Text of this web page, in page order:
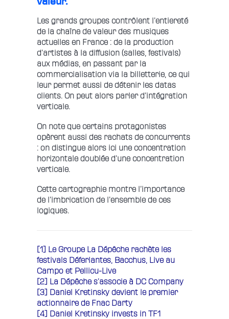
Les grands groupes contrôlent l’entiereté
de la chaîne de valeur des musiques
actuelles en France : de la production
d’artistes à la diffusion (salles, festivals)
aux médias, en passant par la
commercialisation via la billetterie, ce qui
leur permet aussi de détenir les datas
clients. On peut alors parler d’intégration
verticale.
On note que certains protagonistes
opèrent aussi des rachats de concurrents
: on distingue alors ici une concentration
horizontale doublée d’une concentration
verticale.
Cette cartographie montre l’importance
de l’imbrication de l’ensemble de ces
logiques.
[1] Le Groupe La Dépêche rachète les
festivals Déferlantes, Bacchus, Live au
Campo et Pellicu-Live
[2] La Dépêche s’associe à DC Company
[3] Daniel Kretinsky devient le premier
actionnaire de Fnac Darty
[4] Daniel Kretinsky invests in TF1